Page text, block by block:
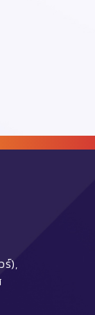
ร์),